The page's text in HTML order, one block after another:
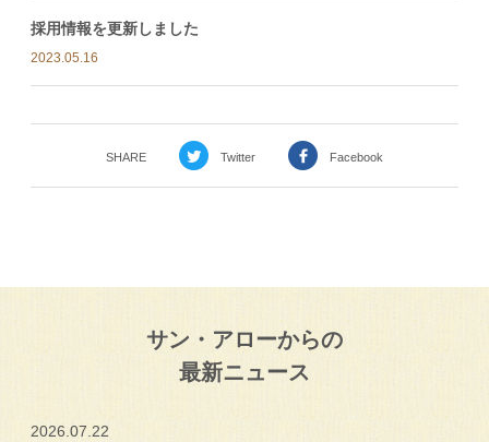
採用情報を更新しました
2023.05.16
SHARE Twitter Facebook
サン・アローからの
最新ニュース
2026.07.22